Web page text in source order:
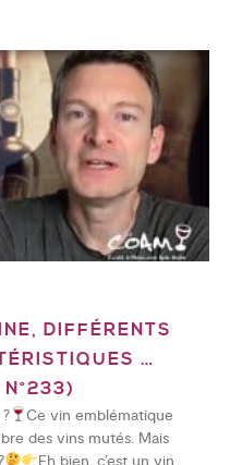
DIFFÉRENTS
…
N°233)
Ce vin emblématique
des vins mutés. Mais
Eh bien, c’est un vin